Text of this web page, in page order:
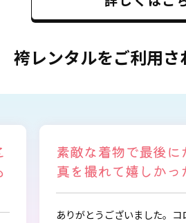
袴レンタルをご利用
選ぶ時から色々と親
下さり、自分に似合
つけることができま